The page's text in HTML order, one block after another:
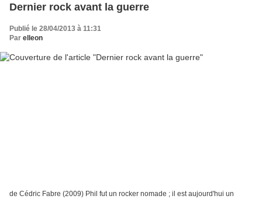
Dernier rock avant la guerre
Publié le 28/04/2013 à 11:31
Par elleon
de Cédric Fabre (2009) Phil fut un rocker nomade ; il est aujourd'hui un